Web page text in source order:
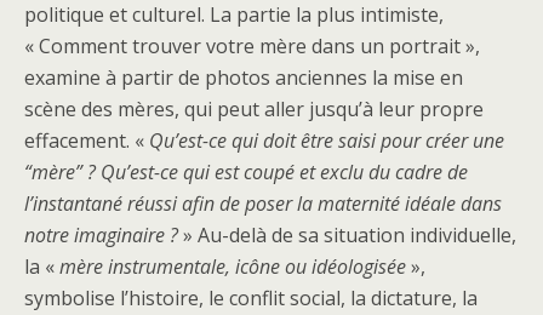
politique et culturel. La partie la plus intimiste,
« Comment trouver votre mère dans un portrait »,
examine à partir de photos anciennes la mise en
scène des mères, qui peut aller jusqu’à leur propre
effacement. « Qu’est-ce qui doit être saisi pour créer une
“mère” ? Qu’est-ce qui est coupé et exclu du cadre de
l’instantané réussi afin de poser la maternité idéale dans
notre imaginaire ?» Au-delà de sa situation individuelle,
la «mère instrumentale, icône ou idéologisée»,
symbolise l’histoire, le conflit social, la dictature, la